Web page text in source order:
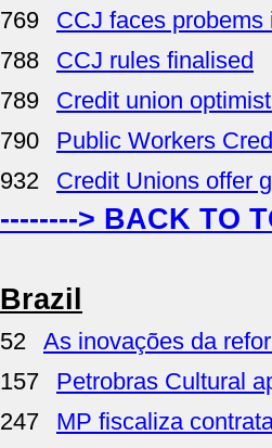
769
CCJ faces
788
CCJ rules finalised
789
Credit union
790
Public Workers
932
Credit Unions offer
--------> BACK TO
Brazil
52
As inovações da
157
Petrobras Cultural
247
MP fiscaliza